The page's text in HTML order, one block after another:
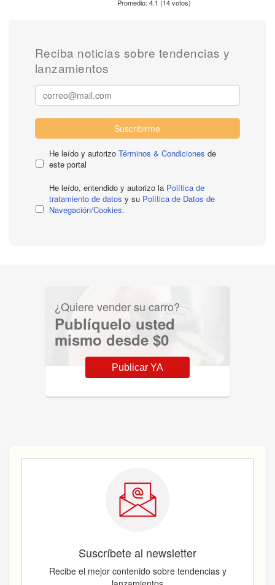
Promedio: 4.1 (14votos)
Reciba noticias sobre tendencias y
lanzamientos
Suscribirme
He leído y autorizo Términos & Condiciones de
este portal
He leído, entendido y autorizo la Política de
tratamiento de datos y su Política de Datos de
Navegación/Cookies.
¿Quiere vender su carro?
Publíquelo usted
mismo desde $0
Publicar YA
Suscríbete al newsletter
Recibe el mejor contenido sobre tendencias y